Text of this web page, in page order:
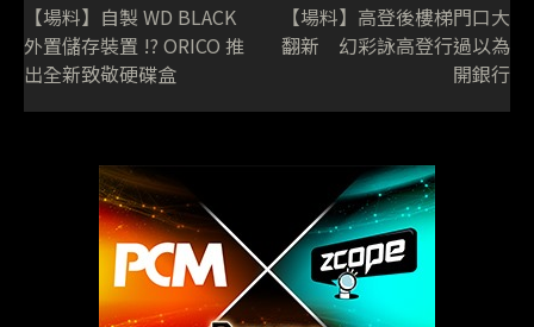
【場料】自製 WD BLACK
外置儲存裝置 !? ORICO 推
出全新致敬硬碟盒
【場料】高登後樓梯門口大
翻新 幻彩詠高登行過以為
開銀行